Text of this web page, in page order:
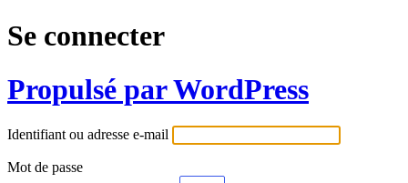
Se connecter
Propulsé par WordPress
Identifiant ou adresse e-mail
Mot de passe